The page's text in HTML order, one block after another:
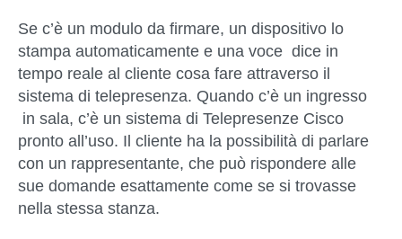
Se c’è un modulo da firmare, un dispositivo lo
stampa automaticamente e una voce dice in
tempo reale al cliente cosa fare attraverso il
sistema di telepresenza. Quando c’è un ingresso
in sala, c’è un sistema di Telepresenze Cisco
pronto all’uso. Il cliente ha la possibilità di parlare
con un rappresentante, che può rispondere alle
sue domande esattamente come se si trovasse
nella stessa stanza.